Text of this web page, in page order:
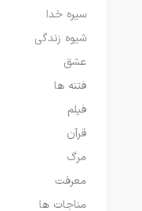
سیره خدا
شیوه زندگی
عشق
فتنه ها
فیلم
قرآن
مرگ
معرفت
مناجات ها